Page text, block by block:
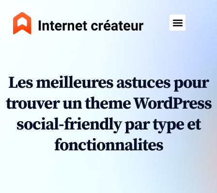
Les meilleures astuces pour
trouver un theme WordPress
social-friendly par type et
fonctionnalites